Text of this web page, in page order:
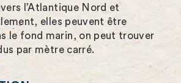
l’Atlantique Nord et
elles peuvent être
le fond marin, on peut trouver
par mètre carré.